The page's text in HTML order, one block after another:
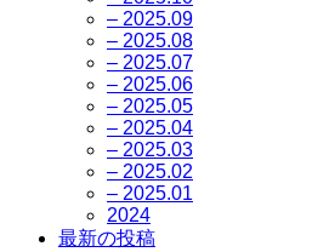
– 2025.09
– 2025.08
– 2025.07
– 2025.06
– 2025.05
– 2025.04
– 2025.03
– 2025.02
– 2025.01
2024
最新の投稿